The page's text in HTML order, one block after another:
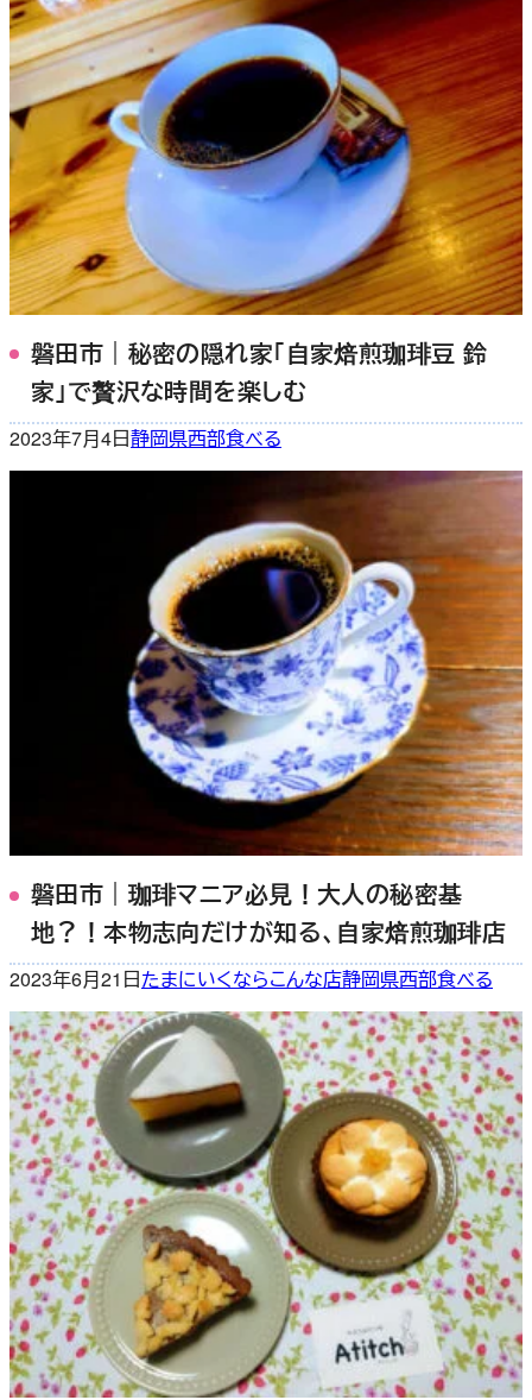
磐田市｜秘密の隠れ家「自家焙煎珈琲豆 鈴
家」で贅沢な時間を楽しむ
2023年7月4日静岡県西部食べる
磐田市｜珈琲マニア必見！大人の秘密基
地？！本物志向だけが知る、自家焙煎珈琲店
2023年6月21日たまにいくならこんな店静岡県西部食べる